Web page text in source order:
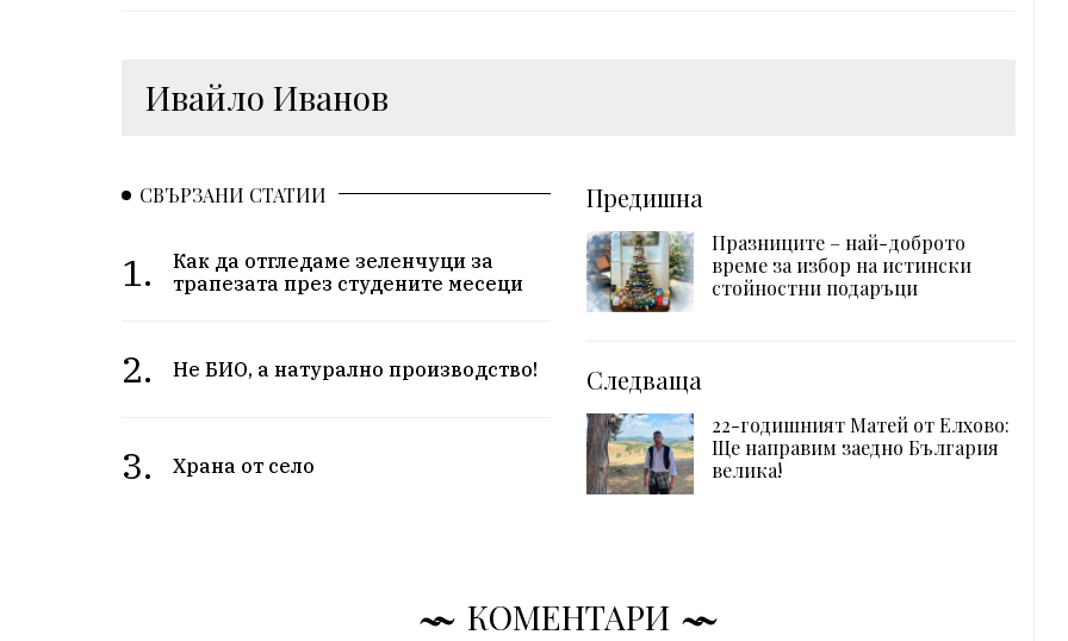
Ивайло Иванов
СВЪРЗАНИ СТАТИИ
1.
Как да отгледаме зеленчуци за
трапезата през студените месеци
2. Не БИО, а натурално производство!
3. Храна от село
Предишна
Празниците – най-доброто
време за избор на истински
стойностни подаръци
Следваща
22-годишният Матей от Елхово:
Ще направим заедно България
велика!
КОМЕНТАРИ